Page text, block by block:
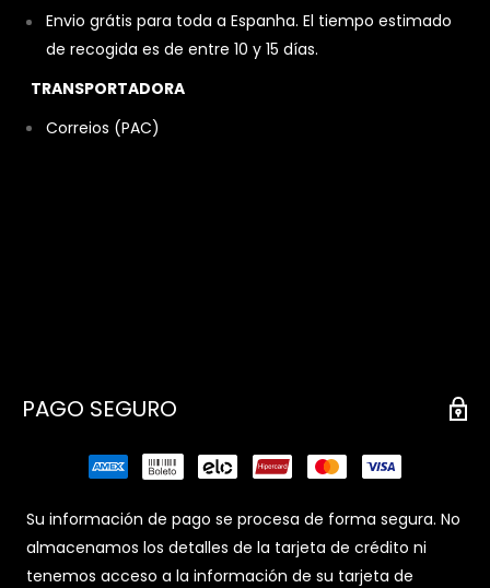
Envio grátis para toda a Espanha. El tiempo estimado
de recogida es de entre 10 y 15 días.
TRANSPORTADORA
Correios (PAC)
PAGO SEGURO
Su información de pago se procesa de forma segura. No
almacenamos los detalles de la tarjeta de crédito ni
tenemos acceso a la información de su tarjeta de